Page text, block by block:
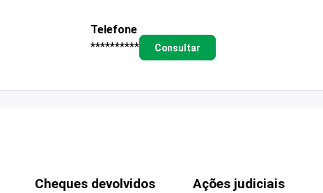
Telefone
**********
Consultar
Cheques devolvidos Ações judiciais